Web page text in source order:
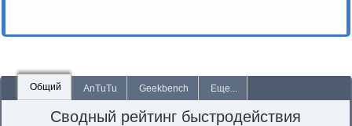
Общий AnTuTu Geekbench Еще...
Сводный рейтинг быстродействия